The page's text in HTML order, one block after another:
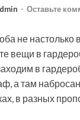
- Оставьте
не настолько
вещи в
в
а там
в разных